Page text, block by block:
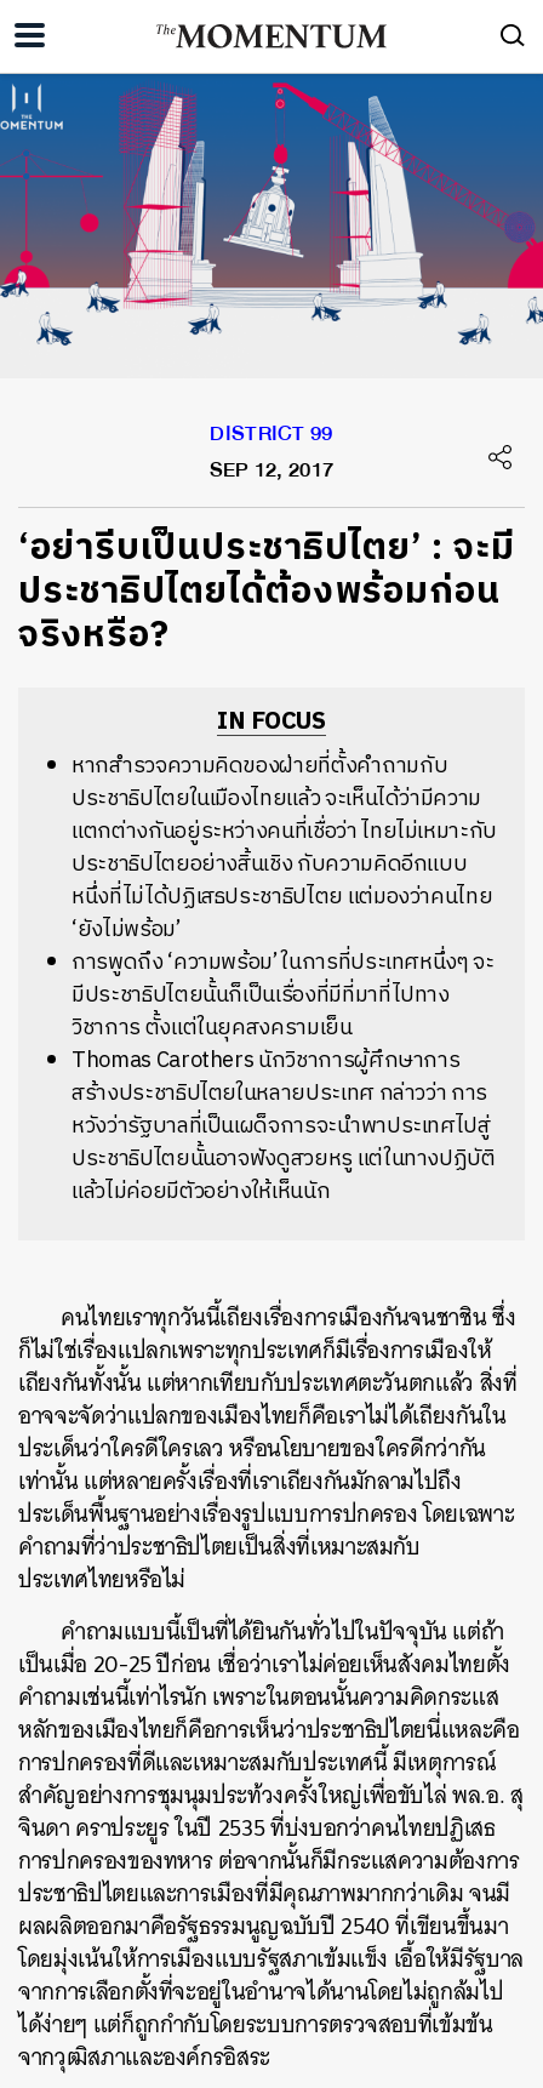
DISTRICT 99
SEP 12, 2017
​‘อย่ารีบเป็นประชาธิปไตย’ : จะมี
ประชาธิปไตยได้ต้องพร้อมก่อน
จริงหรือ?
IN FOCUS
หากสำรวจความคิดของฝ่ายที่ตั้งคำถามกับ
ประชาธิปไตยในเมืองไทยแล้ว จะเห็นได้ว่ามีความ
แตกต่างกันอยู่ระหว่างคนที่เชื่อว่า ไทยไม่เหมาะกับ
ประชาธิปไตยอย่างสิ้นเชิง กับความคิดอีกแบบ
หนึ่งที่ไม่ได้ปฏิเสธประชาธิปไตย แต่มองว่าคนไทย
‘ยังไม่พร้อม’
การพูดถึง ‘ความพร้อม’ ในการที่ประเทศหนึ่งๆ จะ
มีประชาธิปไตยนั้นก็เป็นเรื่องที่มีที่มาที่ไปทาง
วิชาการ ตั้งแต่ในยุคสงครามเย็น
Thomas Carothers นักวิชาการผู้ศึกษาการ
สร้างประชาธิปไตยในหลายประเทศ กล่าวว่า การ
หวังว่ารัฐบาลที่เป็นเผด็จการจะนำพาประเทศไปสู่
ประชาธิปไตยนั้นอาจฟังดูสวยหรู แต่ในทางปฏิบัติ
แล้วไม่ค่อยมีตัวอย่างให้เห็นนัก
คนไทยเราทุกวันนี้เถียงเรื่องการเมืองกันจนชาชิน ซึ่ง
ก็ไม่ใช่เรื่องแปลกเพราะทุกประเทศก็มีเรื่องการเมืองให้
เถียงกันทั้งนั้น แต่หากเทียบกับประเทศตะวันตกแล้ว สิ่งที่
อาจจะจัดว่าแปลกของเมืองไทยก็คือเราไม่ได้เถียงกันใน
ประเด็นว่าใครดีใครเลว หรือนโยบายของใครดีกว่ากัน
เท่านั้น แต่หลายครั้งเรื่องที่เราเถียงกันมักลามไปถึง
ประเด็นพื้นฐานอย่างเรื่องรูปแบบการปกครอง โดยเฉพาะ
คำถามที่ว่าประชาธิปไตยเป็นสิ่งที่เหมาะสมกับ
ประเทศไทยหรือไม่
คำถามแบบนี้เป็นที่ได้ยินกันทั่วไปในปัจจุบัน แต่ถ้า
เป็นเมื่อ 20-25 ปีก่อน เชื่อว่าเราไม่ค่อยเห็นสังคมไทยตั้ง
คำถามเช่นนี้เท่าไรนัก เพราะในตอนนั้นความคิดกระแส
หลักของเมืองไทยก็คือการเห็นว่าประชาธิปไตยนี่แหละคือ
การปกครองที่ดีและเหมาะสมกับประเทศนี้ มีเหตุการณ์
สำคัญอย่างการชุมนุมประท้วงครั้งใหญ่เพื่อขับไล่ พล.อ. สุ
จินดา คราประยูร ในปี 2535 ที่บ่งบอกว่าคนไทยปฏิเสธ
การปกครองของทหาร ต่อจากนั้นก็มีกระแสความต้องการ
ประชาธิปไตยและการเมืองที่มีคุณภาพมากกว่าเดิม จนมี
ผลผลิตออกมาคือรัฐธรรมนูญฉบับปี 2540 ที่เขียนขึ้นมา
โดยมุ่งเน้นให้การเมืองแบบรัฐสภาเข้มแข็ง เอื้อให้มีรัฐบาล
จากการเลือกตั้งที่จะอยู่ในอำนาจได้นานโดยไม่ถูกล้มไป
ได้ง่ายๆ แต่ก็ถูกกำกับโดยระบบการตรวจสอบที่เข้มข้น
จากวุฒิสภาและองค์กรอิสระ